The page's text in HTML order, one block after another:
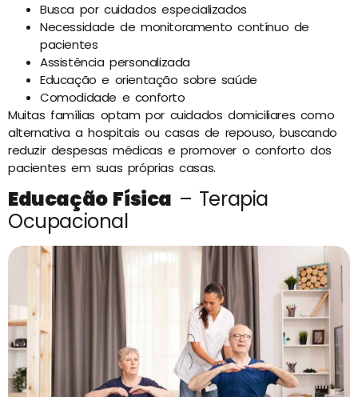
Busca por cuidados especializados
Necessidade de monitoramento contínuo de
pacientes
Assistência personalizada
Educação e orientação sobre saúde
Comodidade e conforto
Muitas famílias optam por cuidados domiciliares como
alternativa a hospitais ou casas de repouso, buscando
reduzir despesas médicas e promover o conforto dos
pacientes em suas próprias casas.
Educação Física – Terapia
Ocupacional